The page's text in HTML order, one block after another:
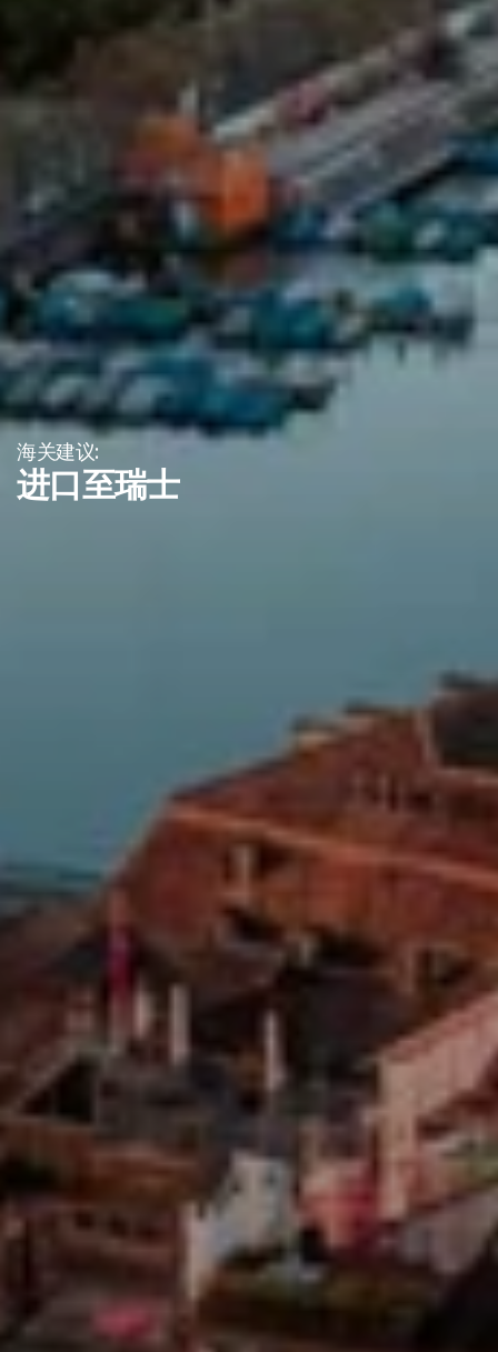
海关建议:
进口至瑞士